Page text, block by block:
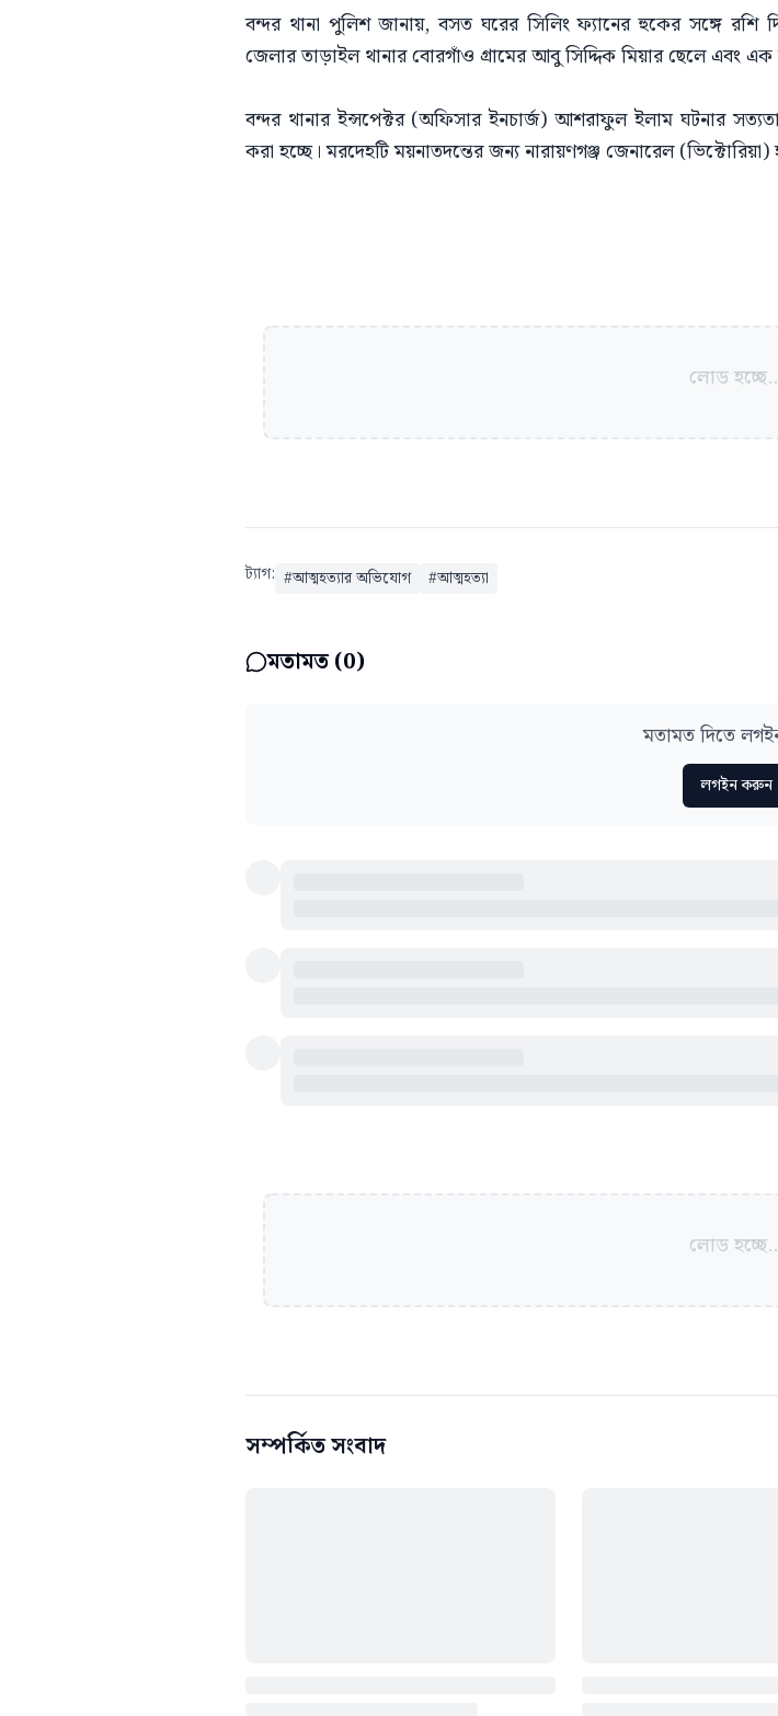
বন্দর থানা পুলিশ জানায়, বসত ঘরের সিলিং ফ্যানের হুকের সঙ্গে
জেলার তাড়াইল থানার বোরগাঁও গ্রামের আবু সিদ্দিক মিয়ার ছেলে এবং
বন্দর থানার ইন্সপেক্টর (অফিসার ইনচার্জ) আশরাফুল ইলাম ঘটনার
করা হচ্ছে। মরদেহটি ময়নাতদন্তের জন্য নারায়ণগঞ্জ জেনারেল
লোড
ট্যাগ: #আত্মহত্যার অভিযোগ #আত্মহত্যা
মতামত (0)
মতামত দিতে
লগইন করুন
লোড
সম্পর্কিত সংবাদ